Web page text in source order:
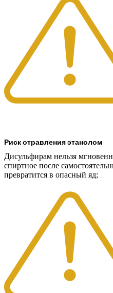
Риск отравления этанолом
Дисульфирам нельзя
спиртное после
превратится в опасный яд;